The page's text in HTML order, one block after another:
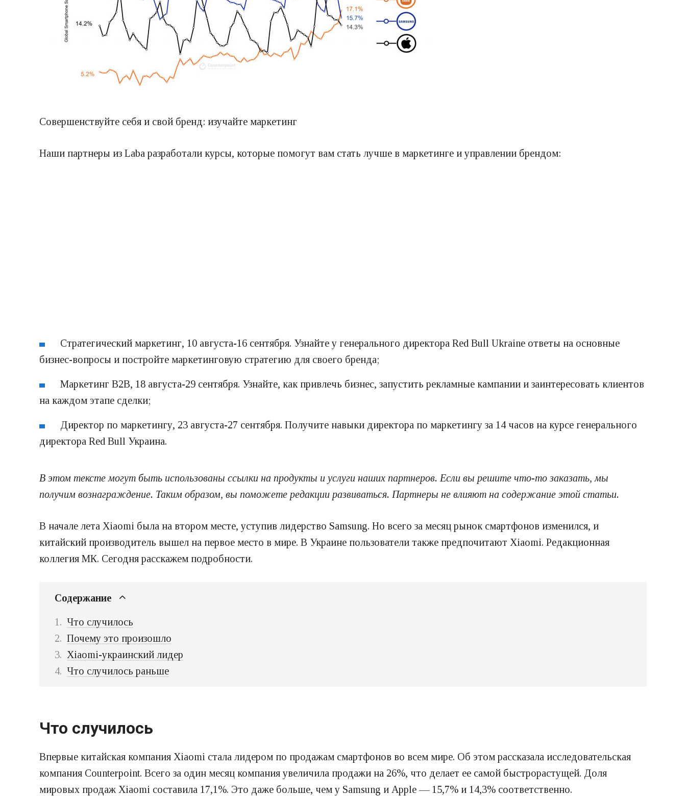
Совершенствуйте себя и свой бренд: изучайте маркетинг
Наши партнеры из Laba разработали курсы, которые помогут вам стать лучше в маркетинге и управлении брендом:
Стратегический маркетинг, 10 августа-16 сентября. Узнайте у генерального директора Red Bull Ukraine ответы на основные
бизнес-вопросы и постройте маркетинговую стратегию для своего бренда;
Маркетинг В2В, 18 августа-29 сентября. Узнайте, как привлечь бизнес, запустить рекламные кампании и заинтересовать клиентов
на каждом этапе сделки;
Директор по маркетингу, 23 августа-27 сентября. Получите навыки директора по маркетингу за 14 часов на курсе генерального
директора Red Bull Украина.
В этом тексте могут быть использованы ссылки на продукты и услуги наших партнеров. Если вы решите что-то заказать, мы
получим вознаграждение. Таким образом, вы поможете редакции развиваться. Партнеры не влияют на содержание этой статьи.
В начале лета Xiaomi была на втором месте, уступив лидерство Samsung. Но всего за месяц рынок смартфонов изменился, и
китайский производитель вышел на первое место в мире. В Украине пользователи также предпочитают Xiaomi. Редакционная
коллегия МК. Сегодня расскажем подробности.
Содержание
Что случилось
Почему это произошло
Xiaomi-украинский лидер
Что случилось раньше
Что случилось
Впервые китайская компания Xiaomi стала лидером по продажам смартфонов во всем мире. Об этом рассказала исследовательская
компания Counterpoint. Всего за один месяц компания увеличила продажи на 26%, что делает ее самой быстрорастущей. Доля
мировых продаж Xiaomi составила 17,1%. Это даже больше, чем у Samsung и Apple — 15,7% и 14,3% соответственно.